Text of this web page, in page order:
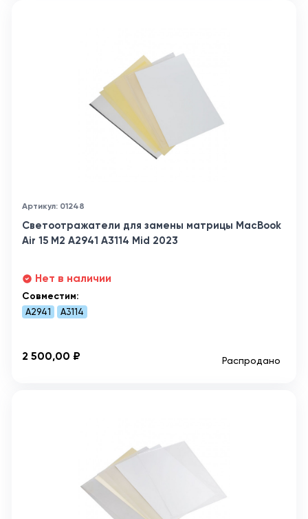
Артикул: 01248
Светоотражатели для замены матрицы MacBook
Air 15 M2 A2941 A3114 Mid 2023
Нет в наличии
Совместим:
A2941 A3114
2 500,00 ₽ Распродано